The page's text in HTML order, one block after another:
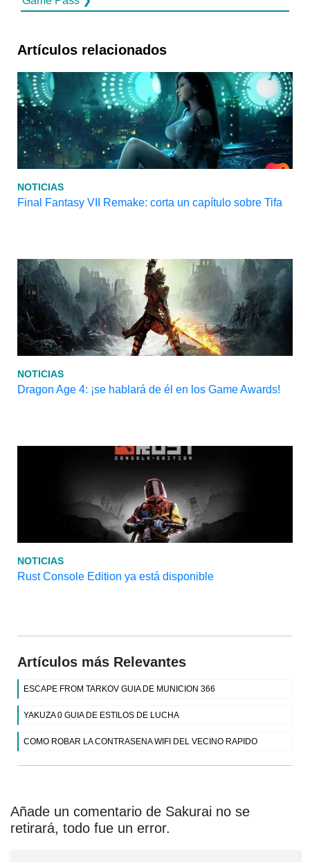
Artículos relacionados
NOTICIAS
Final Fantasy VII Remake: corta un capítulo sobre Tifa
NOTICIAS
Dragon Age 4: ¡se hablará de él en los Game Awards!
NOTICIAS
Rust Console Edition ya está disponible
Artículos más Relevantes
ESCAPE FROM TARKOV GUIA DE MUNICION 366
YAKUZA 0 GUIA DE ESTILOS DE LUCHA
COMO ROBAR LA CONTRASENA WIFI DEL VECINO RAPIDO
Añade un comentario de Sakurai no se
retirará, todo fue un error.